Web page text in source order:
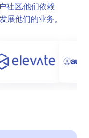
社区,他们依赖
他们的业务。